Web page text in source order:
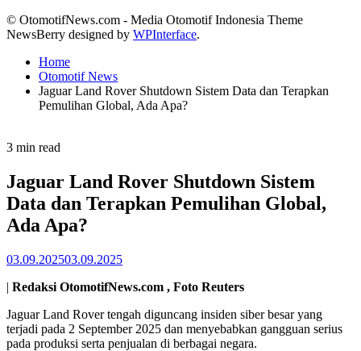
© OtomotifNews.com - Media Otomotif Indonesia Theme
NewsBerry designed by WPInterface.
Home
Otomotif News
Jaguar Land Rover Shutdown Sistem Data dan Terapkan
Pemulihan Global, Ada Apa?
Estimated
time
3 min read
Jaguar Land Rover Shutdown Sistem
Data dan Terapkan Pemulihan Global,
Ada Apa?
03.09.202503.09.2025
| Redaksi OtomotifNews.com , Foto Reuters
Jaguar Land Rover tengah diguncang insiden siber besar yang
terjadi pada 2 September 2025 dan menyebabkan gangguan serius
pada produksi serta penjualan di berbagai negara.